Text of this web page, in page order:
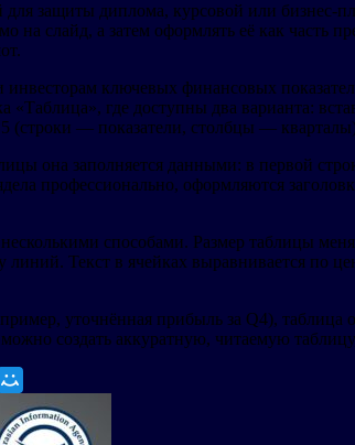
защиты диплома, курсовой или бизнес-
на слайд, а затем оформлять её как часть
ключевых финансовых
«Таблица», где доступны два варианта:
(строки — показатели, столбцы —
она заполняется данными: в первой
профессионально, оформляются
способами. Размер таблицы
линий. Текст в ячейках выравнивается по
уточнённая прибыль за Q4),
создать аккуратную, читаемую